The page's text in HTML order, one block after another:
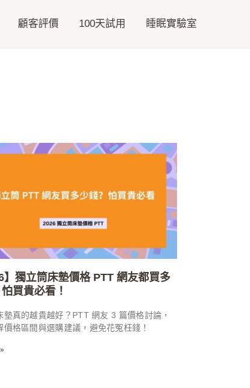
顧客評價 100天試用 睡眠實驗室
】獨立筒床墊價格 PTT 網友都買多
買貴必看！
墊真的越貴越好？PTT 網友 3 篇價格討論，
價格區間與選購建議，避免花冤枉錢！